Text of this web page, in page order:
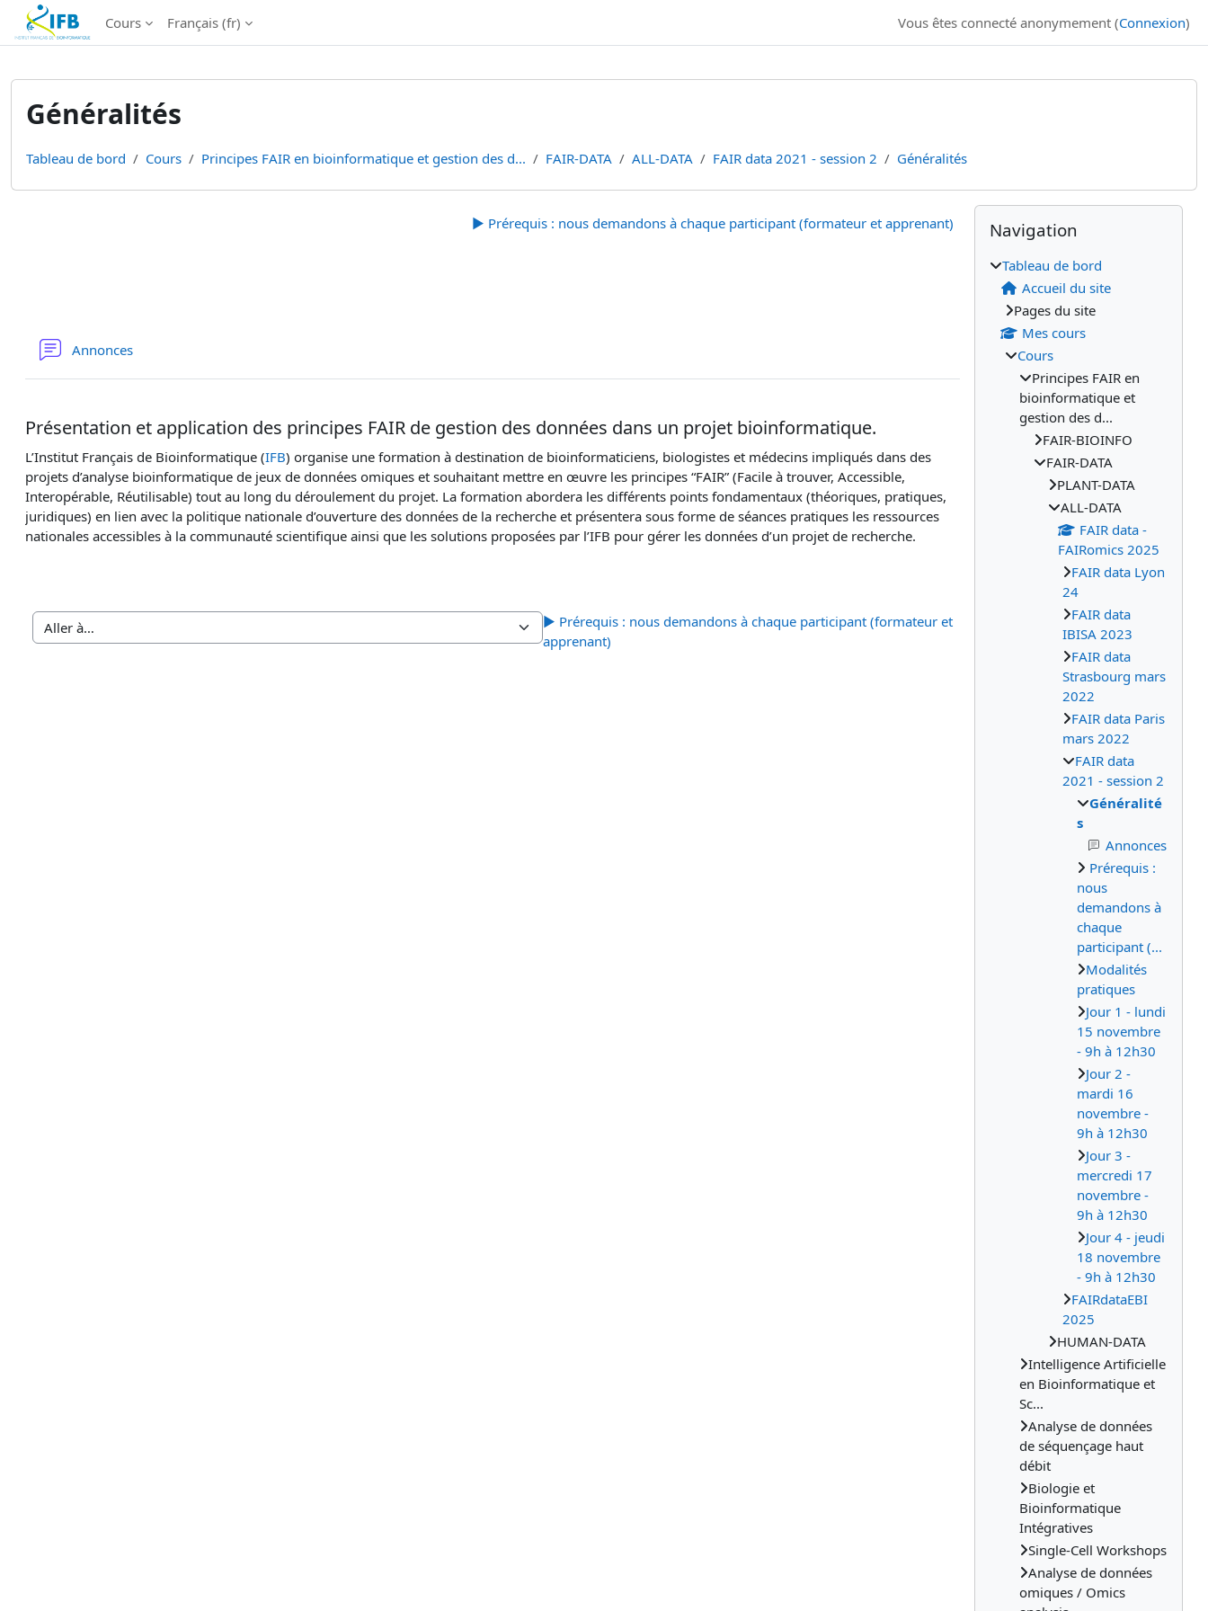
Institut Français de Bioinformatique - Les formations
Passer au contenu principal
Cours Français ‎(fr)‎ Vous êtes connecté anonymement (Connexion)
Généralités
Tableau de bord Cours Principes FAIR en bioinformatique et gestion des d... FAIR-DATA ALL-DATA FAIR data 2021 - session 2 Généralités
▶︎ Prérequis : nous demandons à chaque participant (formateur et apprenant)
Annonces
Présentation et application des principes FAIR de gestion des données dans un projet bioinformatique.
L’Institut Français de Bioinformatique (IFB) organise une formation à destination de bioinformaticiens, biologistes et médecins impliqués dans des
projets d’analyse bioinformatique de jeux de données omiques et souhaitant mettre en œuvre les principes “FAIR” (Facile à trouver, Accessible,
Interopérable, Réutilisable) tout au long du déroulement du projet. La formation abordera les différents points fondamentaux (théoriques, pratiques,
juridiques) en lien avec la politique nationale d’ouverture des données de la recherche et présentera sous forme de séances pratiques les ressources
nationales accessibles à la communauté scientifique ainsi que les solutions proposées par l’IFB pour gérer les données d’un projet de recherche.
▶︎ Prérequis : nous demandons à chaque participant (formateur et
apprenant)
Blocs
Blocs
Passer Navigation
Navigation
Tableau de bord
Accueil du site
Pages du site
Mes cours
Cours
Principes FAIR en
bioinformatique et
gestion des d...
FAIR-BIOINFO
FAIR-DATA
PLANT-DATA
ALL-DATA
FAIR data -
FAIRomics 2025
FAIR data Lyon
24
FAIR data
IBISA 2023
FAIR data
Strasbourg mars
2022
FAIR data Paris
mars 2022
FAIR data
2021 - session 2
Généralité
s
Annonces
Prérequis :
nous
demandons à
chaque
participant (...
Modalités
pratiques
Jour 1 - lundi
15 novembre
- 9h à 12h30
Jour 2 -
mardi 16
novembre -
9h à 12h30
Jour 3 -
mercredi 17
novembre -
9h à 12h30
Jour 4 - jeudi
18 novembre
- 9h à 12h30
FAIRdataEBI
2025
HUMAN-DATA
Intelligence Artificielle
en Bioinformatique et
Sc...
Analyse de données
de séquençage haut
débit
Biologie et
Bioinformatique
Intégratives
Single-Cell Workshops
Analyse de données
omiques / Omics